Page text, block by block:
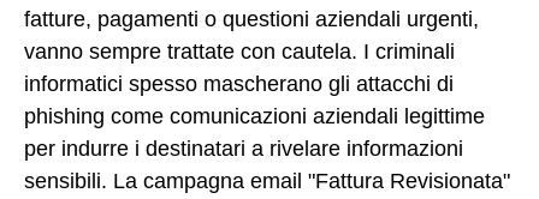
fatture, pagamenti o questioni aziendali urgenti,
vanno sempre trattate con cautela. I criminali
informatici spesso mascherano gli attacchi di
phishing come comunicazioni aziendali legittime
per indurre i destinatari a rivelare informazioni
sensibili. La campagna email "Fattura Revisionata"